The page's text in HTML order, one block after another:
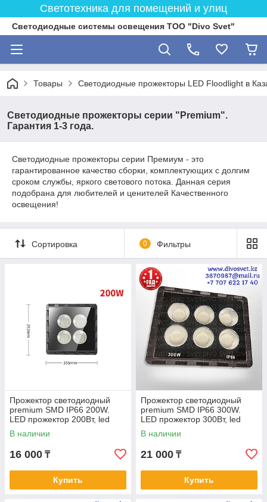
Светотехника для помещений и улиц
Светодиодные системы освещения ТОО "Divo Svet"
Товары Светодиодные прожекторы LED Floodlight в
Светодиодные прожекторы серии "Premium".
Гарантия 1-3 года.
Светодиодные прожекторы серии Премиум - это
гарантированное качество сборки, комплектующих с долгим
сроком службы, яркого светового потока. Данная серия
подобрана для любителей и ценителей Качественного
освещения!
Сортировка 0 Фильтры
Прожектор светодиодный
premium SMD IP66 200W.
LED прожектор 200Вт, led
flood light smd FAN
В наличии
16 000 ₸
Купить
Прожектор светодиодный
premium SMD IP66 300W.
LED прожектор 300Вт, led
flood light smd FAN
В наличии
21 000 ₸
Купить